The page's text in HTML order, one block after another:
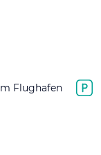
Flughafen